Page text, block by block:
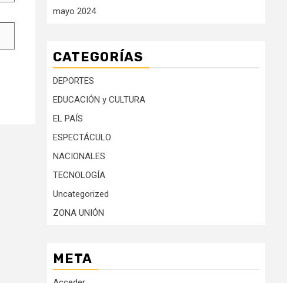
mayo 2024
CATEGORÍAS
DEPORTES
EDUCACIÓN y CULTURA
EL PAÍS
ESPECTÁCULO
NACIONALES
TECNOLOGÍA
Uncategorized
ZONA UNIÓN
META